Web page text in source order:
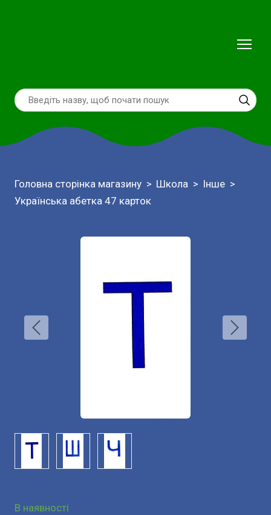
Головна сторінка магазину Школа
Інше
Українська абетка 47 карток
В наявності